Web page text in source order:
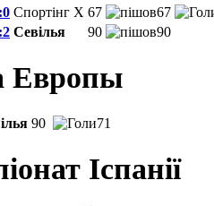
Спортінг Х 67
67
Севілья 90 90
Европы
90 71
Іспанії